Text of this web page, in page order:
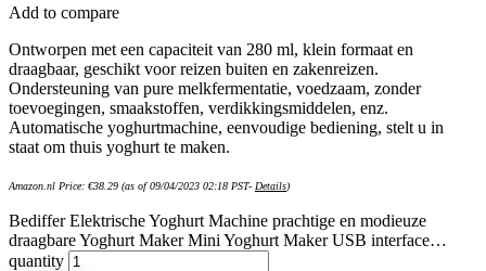
Add to compare
Ontworpen met een capaciteit van 280 ml, klein formaat en
draagbaar, geschikt voor reizen buiten en zakenreizen.
Ondersteuning van pure melkfermentatie, voedzaam, zonder
toevoegingen, smaakstoffen, verdikkingsmiddelen, enz.
Automatische yoghurtmachine, eenvoudige bediening, stelt u in
staat om thuis yoghurt te maken.
Amazon.nl Price: €38.29 (as of 09/04/2023 02:18 PST- Details)
Bediffer Elektrische Yoghurt Machine prachtige en modieuze
draagbare Yoghurt Maker Mini Yoghurt Maker USB interface…
quantity